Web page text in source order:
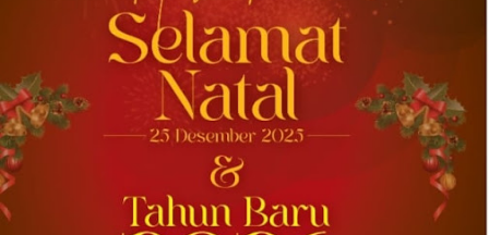
DOWNERS GROVE, Illinois, Aug. 01, 2026
(GLOBE NEWSWIRE) -- Univar Solutions LLC
(“Univar Solutions” atau “Perusahaan”),
penyedia solusi global terkemuka bagi
pengguna bahan baku dan bahan kimia...